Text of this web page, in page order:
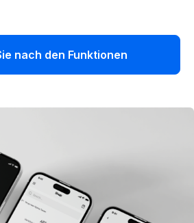
nach den Funktionen